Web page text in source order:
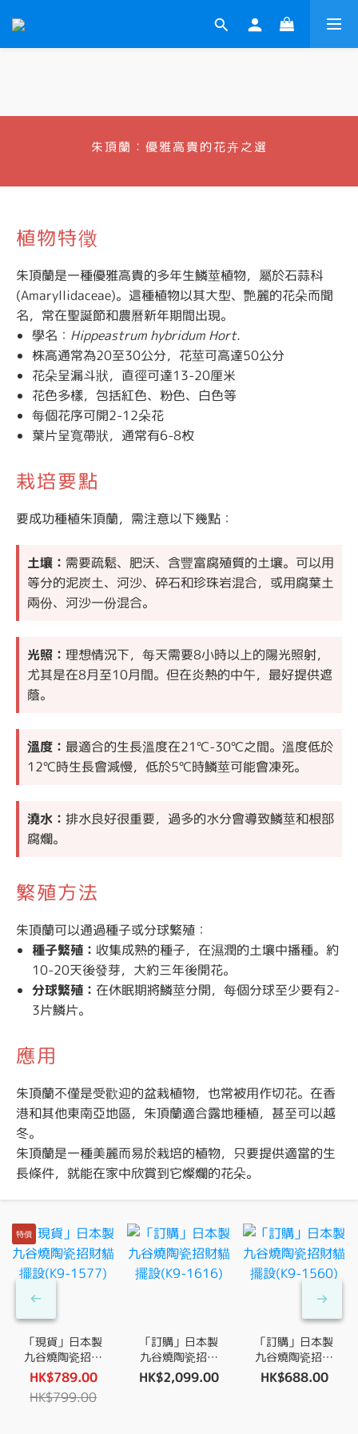
朱頂蘭：優雅高貴的花卉之選
植物特徵
朱頂蘭是一種優雅高貴的多年生鱗莖植物，屬於石蒜科
(Amaryllidaceae)。這種植物以其大型、艷麗的花朵而聞
名，常在聖誕節和農曆新年期間出現。
學名： Hippeastrum hybridum Hort.
株高通常為20至30公分，花莖可高達50公分
花朵呈漏斗狀，直徑可達13-20厘米
花色多樣，包括紅色、粉色、白色等
每個花序可開2-12朵花
葉片呈寬帶狀，通常有6-8枚
栽培要點
要成功種植朱頂蘭，需注意以下幾點：
土壤： 需要疏鬆、肥沃、含豐富腐殖質的土壤。可以用
等分的泥炭土、河沙、碎石和珍珠岩混合，或用腐葉土
兩份、河沙一份混合。
光照： 理想情況下，每天需要8小時以上的陽光照射，
尤其是在8月至10月間。但在炎熱的中午，最好提供遮
蔭。
溫度： 最適合的生長溫度在21℃-30℃之間。溫度低於
12℃時生長會減慢，低於5℃時鱗莖可能會凍死。
澆水： 排水良好很重要，過多的水分會導致鱗莖和根部
腐爛。
繁殖方法
朱頂蘭可以通過種子或分球繁殖：
種子繁殖： 收集成熟的種子，在濕潤的土壤中播種。約
10-20天後發芽，大約三年後開花。
分球繁殖： 在休眠期將鱗莖分開，每個分球至少要有2-
3片鱗片。
應用
朱頂蘭不僅是受歡迎的盆栽植物，也常被用作切花。在香
港和其他東南亞地區，朱頂蘭適合露地種植，甚至可以越
冬。
朱頂蘭是一種美麗而易於栽培的植物，只要提供適當的生
長條件，就能在家中欣賞到它燦爛的花朵。
特價
「現貨」日本製
九谷燒陶瓷招財
貓擺設(K9-
1577)
HK$789.00
HK$799.00
「訂購」日本製
九谷燒陶瓷招財
貓擺設(K9-
1616)
HK$2,099.00
「訂購」日本製
九谷燒陶瓷招財
貓擺設(K9-
1560)
HK$688.00